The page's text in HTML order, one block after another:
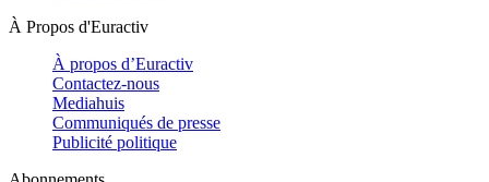
À Propos d'Euractiv
À propos d’Euractiv
Contactez-nous
Mediahuis
Communiqués de presse
Publicité politique